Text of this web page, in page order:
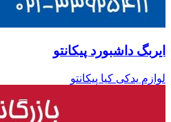
ایربگ داشبورد پیکانتو
لوازم یدکی کیا پیکانتو